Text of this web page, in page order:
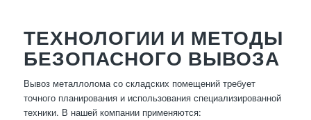
ТЕХНОЛОГИИ И МЕТОДЫ
БЕЗОПАСНОГО ВЫВОЗА
Вывоз металлолома со складских помещений требует
точного планирования и использования специализированной
техники. В нашей компании применяются: